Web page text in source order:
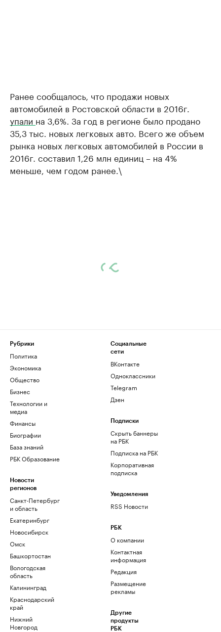
Ранее сообщалось, что продажи новых
автомобилей в Ростовской области в 2016г.
упали на 3,6%. За год в регионе было продано
35,3 тыс. новых легковых авто. Всего же объем
рынка новых легковых автомобилей в России в
2016г. составил 1,26 млн единиц – на 4%
меньше, чем годом ранее.\
Рубрики
Политика
Экономика
Общество
Бизнес
Технологии и
медиа
Финансы
Биографии
База знаний
РБК Образование
Новости
регионов
Санкт-Петербург
и область
Екатеринбург
Новосибирск
Омск
Башкортостан
Вологодская
область
Калининград
Краснодарский
край
Нижний
Новгород
Социальные
сети
ВКонтакте
Одноклассники
Telegram
Дзен
Подписки
Скрыть баннеры
на РБК
Подписка на РБК
Корпоративная
подписка
Уведомления
RSS Новости
РБК
О компании
Контактная
информация
Редакция
Размещение
рекламы
Другие
продукты
РБК